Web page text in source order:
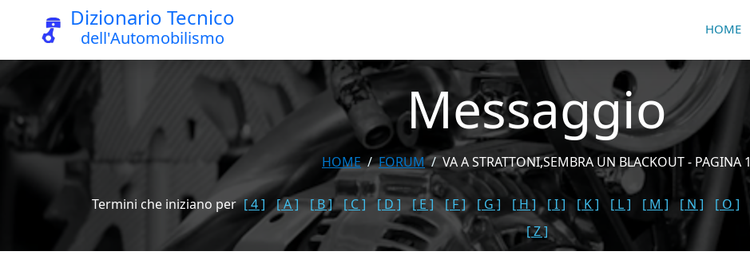
Dizionario Tecnico
dell'Automobilismo HOME
Messaggio
HOME FORUM VA A STRATTONI,SEMBRA UN BLACKOUT - PAGINA 1
Termini che iniziano per [ 4 ] [ A ] [ B ] [ C ] [ D ] [ E ] [ F ] [ G ] [ H ] [ I ] [ K ] [ L ] [ M ] [ N ] [ O ]
[ Z ]